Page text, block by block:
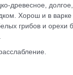
древесное,
Хорош и в варке
грибов и орехи